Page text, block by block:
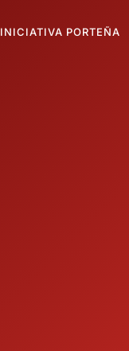
INICIATIVA PORTEÑA